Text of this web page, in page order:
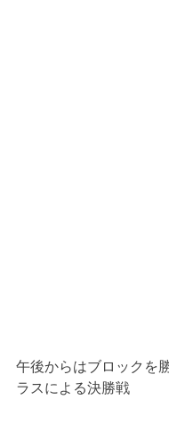
午後からはブロックを
ラスによる決勝戦